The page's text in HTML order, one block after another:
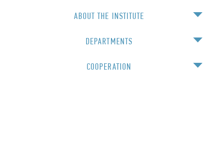
ABOUT THE INSTITUTE
DEPARTMENTS
COOPERATION